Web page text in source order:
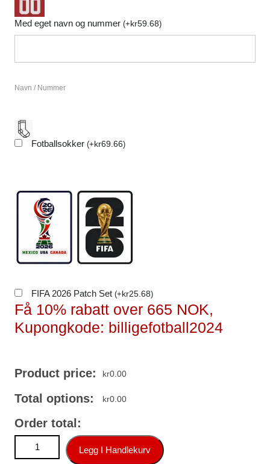
Med eget navn og nummer (+kr59.68)
Navn / Nummer
Fotballsokker (+kr69.66)
FIFA 2026 Patch Set (+kr25.68)
Få 10% rabatt over 665 NOK,
Kupongkode: billigefotball2024
Product price: kr0.00
Total options: kr0.00
Order total:
Billige Argentina Fotballdrakt Herre Rodrigo De Paul #7
Bortedrakt VM 2026 Kortermet antall
Legg I Handlekurv